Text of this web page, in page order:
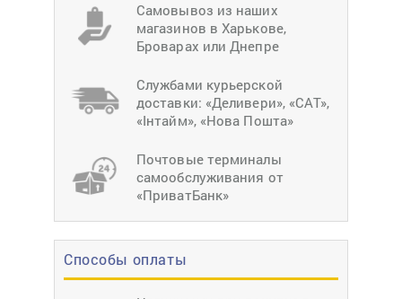
Самовывоз из наших
магазинов в Харькове,
Броварах или Днепре
Службами курьерской
доставки: «Деливери», «САТ»,
«Інтайм», «Нова Пошта»
Почтовые терминалы
самообслуживания от
«ПриватБанк»
Способы оплаты